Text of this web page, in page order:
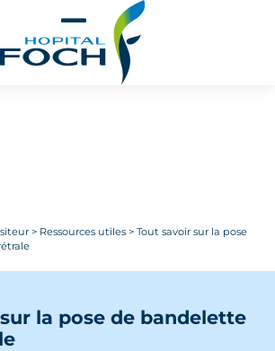
> Ressources utiles > Tout savoir sur la pose
la pose de bandelette